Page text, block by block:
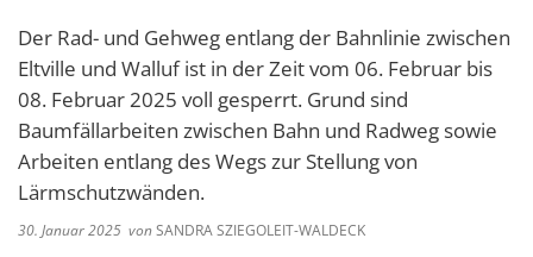
Der Rad- und Gehweg entlang der Bahnlinie zwischen
Eltville und Walluf ist in der Zeit vom 06. Februar bis
08. Februar 2025 voll gesperrt. Grund sind
Baumfällarbeiten zwischen Bahn und Radweg sowie
Arbeiten entlang des Wegs zur Stellung von
Lärmschutzwänden.
30. Januar 2025 vonSANDRA SZIEGOLEIT-WALDECK